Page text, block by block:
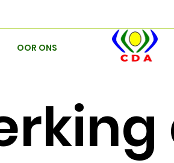
OOR ONS